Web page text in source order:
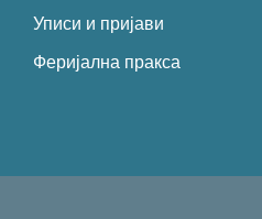
Уписи и пријави
Феријална пракса